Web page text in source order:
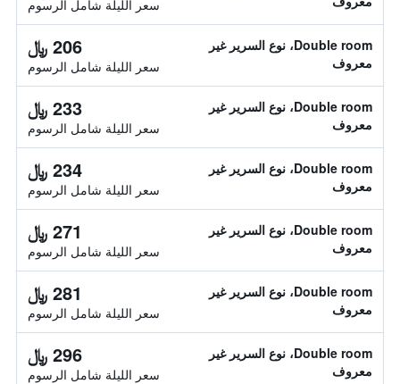
سعر الليلة شامل الرسوم
Double room، نوع السرير غير
معروف
206 ﷼
سعر الليلة شامل الرسوم
Double room، نوع السرير غير
معروف
233 ﷼
سعر الليلة شامل الرسوم
Double room، نوع السرير غير
معروف
234 ﷼
سعر الليلة شامل الرسوم
Double room، نوع السرير غير
معروف
271 ﷼
سعر الليلة شامل الرسوم
Double room، نوع السرير غير
معروف
281 ﷼
سعر الليلة شامل الرسوم
Double room، نوع السرير غير
معروف
296 ﷼
سعر الليلة شامل الرسوم